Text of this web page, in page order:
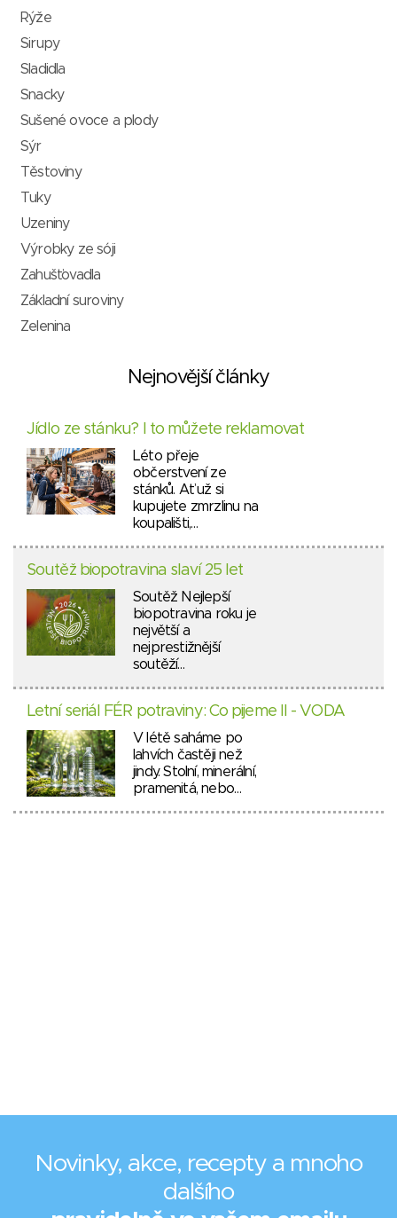
Rýže
Sirupy
Sladidla
Snacky
Sušené ovoce a plody
Sýr
Těstoviny
Tuky
Uzeniny
Výrobky ze sóji
Zahušťovadla
Základní suroviny
Zelenina
Nejnovější články
Jídlo ze stánku? I to můžete reklamovat
Léto přeje
občerstvení ze
stánků. Ať už si
kupujete zmrzlinu na
koupališti,…
Soutěž biopotravina slaví 25 let
Soutěž Nejlepší
biopotravina roku je
největší a
nejprestižnější
soutěží…
Letní seriál FÉR potraviny: Co pijeme II - VODA
V létě saháme po
lahvích častěji než
jindy. Stolní, minerální,
pramenitá, nebo…
Novinky, akce, recepty a mnoho
dalšího